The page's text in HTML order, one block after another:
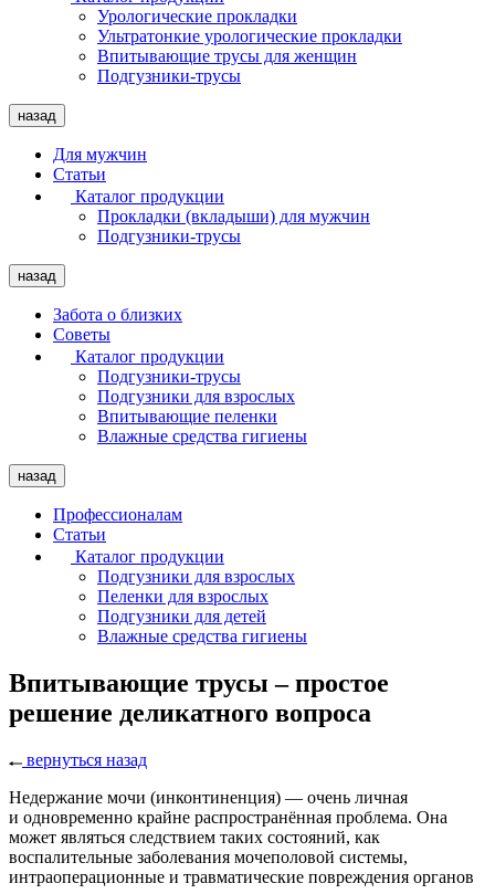
Урологические прокладки
Ультратонкие урологические прокладки
Впитывающие трусы для женщин
Подгузники-трусы
назад
Для мужчин
Статьи
Каталог продукции
Прокладки (вкладыши) для мужчин
Подгузники-трусы
назад
Забота о близких
Советы
Каталог продукции
Подгузники-трусы
Подгузники для взрослых
Впитывающие пеленки
Влажные средства гигиены
назад
Профессионалам
Статьи
Каталог продукции
Подгузники для взрослых
Пеленки для взрослых
Подгузники для детей
Влажные средства гигиены
Впитывающие трусы – простое
решение деликатного вопроса
вернуться назад
Недержание мочи (инконтиненция) — очень личная
и одновременно крайне распространённая проблема. Она
может являться следствием таких состояний, как
воспалительные заболевания мочеполовой системы,
интраоперационные и травматические повреждения органов